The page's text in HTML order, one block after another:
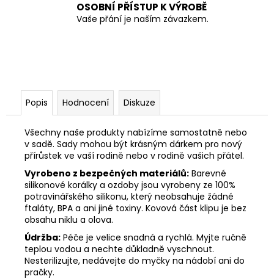
OSOBNÍ PŘÍSTUP K VÝROBĚ
Vaše přání je naším závazkem.
Popis Hodnocení Diskuze
Všechny naše produkty nabízíme samostatně nebo
v sadě. Sady mohou být krásným dárkem pro nový
přírůstek ve vaší rodině nebo v rodině vašich přátel.
Vyrobeno z bezpečných materiálů: Barevné
silikonové korálky a ozdoby jsou vyrobeny ze 100%
potravinářského silikonu, který neobsahuje žádné
ftaláty, BPA a ani jiné toxiny. Kovová část klipu je bez
obsahu niklu a olova.
Údržba: Péče je velice snadná a rychlá. Myjte ručně
teplou vodou a nechte důkladně vyschnout.
Nesterilizujte, nedávejte do myčky na nádobí ani do
pračky.